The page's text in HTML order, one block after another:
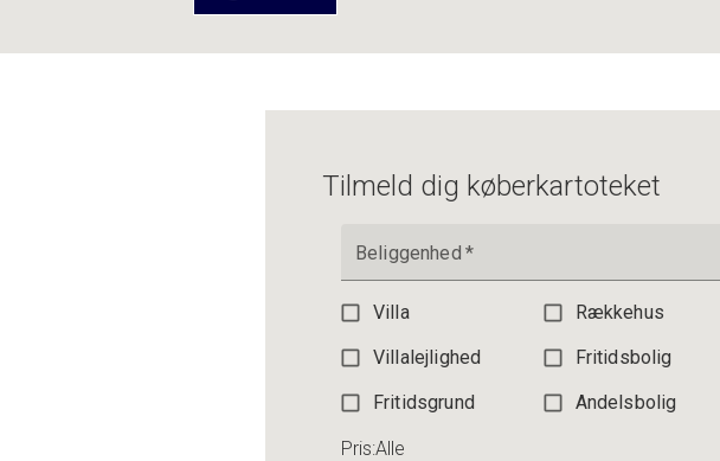
2.195.000 kr.
Tilmeld dig køberkartoteket
Beliggenhed *
Villa Rækkehus
Villalejlighed
Fritidsbolig
Fritidsgrund
Andelsbolig
Pris:Alle